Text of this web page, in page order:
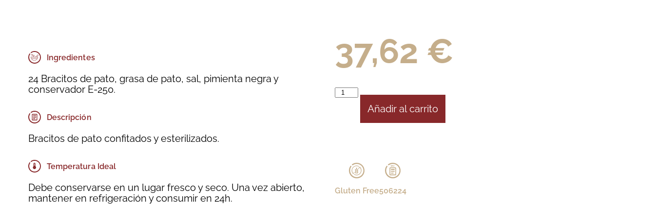
Ingredientes
24 Bracitos de pato, grasa de pato, sal, pimienta negra y
conservador E-250.
Descripción
Bracitos de pato confitados y esterilizados.
Temperatura Ideal
Debe conservarse en un lugar fresco y seco. Una vez abierto,
mantener en refrigeración y consumir en 24h.
37,62 €
Añadir al carrito
Gluten Free506224